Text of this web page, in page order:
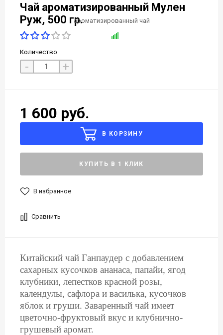
Чай ароматизированный Мулен
Руж, 500 гр.
Количество
- +
1 600 руб.
В КОРЗИНУ
КУПИТЬ В 1 КЛИК
В избранное
Сравнить
Китайский чай Ганпаудер с добавлением
сахарных кусочков ананаса, папайи, ягод
клубники, лепестков красной розы,
календулы, сафлора и василька, кусочков
яблок и груши. Заваренный чай имеет
цветочно-фруктовый вкус и клубнично-
грушевый аромат.